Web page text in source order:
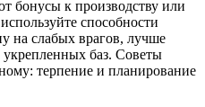
бонусы к производству или
способности
на слабых врагов, лучше
укрепленных баз. Советы
терпение и планирование